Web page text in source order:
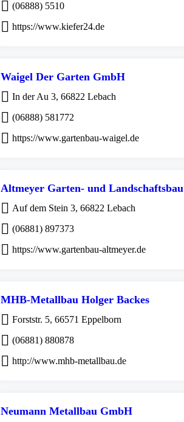
(06888) 5510
https://www.kiefer24.de
Waigel Der Garten GmbH
In der Au 3, 66822 Lebach
(06888) 581772
https://www.gartenbau-waigel.de
Altmeyer Garten- und Landschaftsbau
Auf dem Stein 3, 66822 Lebach
(06881) 897373
https://www.gartenbau-altmeyer.de
MHB-Metallbau Holger Backes
Forststr. 5, 66571 Eppelborn
(06881) 880878
http://www.mhb-metallbau.de
Neumann Metallbau GmbH